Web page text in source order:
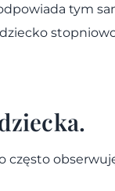
tym
często